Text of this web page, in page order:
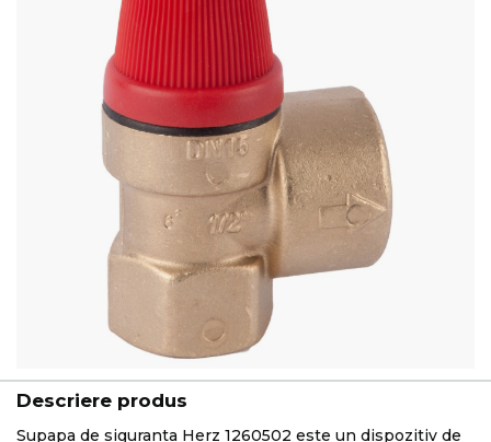
Descriere produs
Supapa de siguranta Herz 1260502 este un dispozitiv de